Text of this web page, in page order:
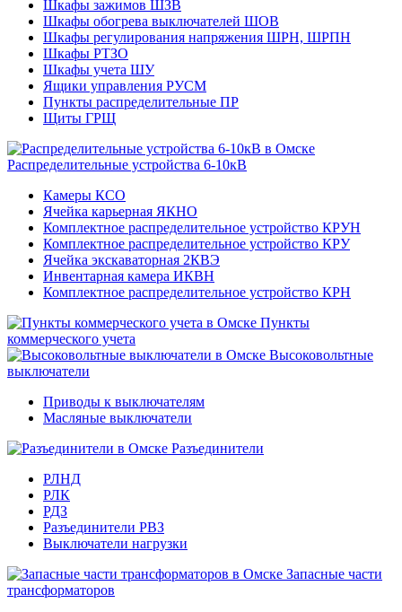
Шкафы зажимов ШЗВ
Шкафы обогрева выключателей ШОВ
Шкафы регулирования напряжения ШРН, ШРПН
Шкафы РТЗО
Шкафы учета ШУ
Ящики управления РУСМ
Пункты распределительные ПР
Щиты ГРЩ
Распределительные устройства 6-10кВ
Камеры КСО
Ячейка карьерная ЯКНО
Комплектное распределительное устройство КРУН
Комплектное распределительное устройство КРУ
Ячейка экскаваторная 2КВЭ
Инвентарная камера ИКВН
Комплектное распределительное устройство КРН
Пункты
коммерческого учета
Высоковольтные
выключатели
Приводы к выключателям
Масляные выключатели
Разъединители
РЛНД
РЛК
РДЗ
Разъединители РВЗ
Выключатели нагрузки
Запасные части
трансформаторов